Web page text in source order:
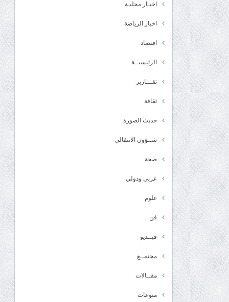
اخبـار محليـة
اخبار الرياضة
اقتصاد
الرئيسيــة
تقـــارير
ثقافة
حديث الصورة
شــؤون الانتقالي
صحة
عربي ودولي
علوم
فن
فيــديو
مجتمــع
مقــالات
منوعات